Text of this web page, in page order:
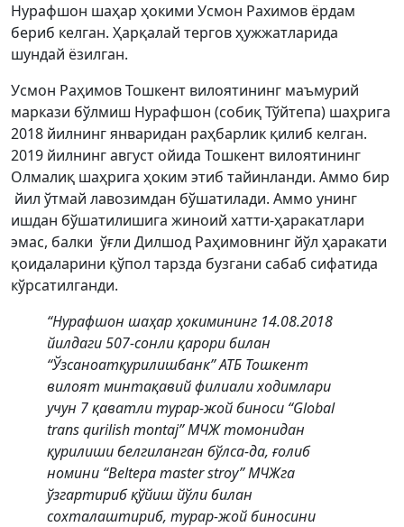
Нурафшон шаҳар ҳокими Усмон Рахимов ёрдам
бериб келган. Ҳарқалай тергов ҳужжатларида
шундай ёзилган.
Усмон Раҳимов Тошкент вилоятининг маъмурий
маркази бўлмиш Нурафшон (собиқ Тўйтепа) шаҳрига
2018 йилнинг январидан раҳбарлик қилиб келган.
2019 йилнинг август ойида Тошкент вилоятининг
Олмалиқ шаҳрига ҳоким этиб тайинланди. Аммо бир
йил ўтмай лавозимдан бўшатилади. Аммо унинг
ишдан бўшатилишига жиноий хатти-ҳаракатлари
эмас, балки ўғли Дилшод Раҳимовнинг йўл ҳаракати
қоидаларини қўпол тарзда бузгани сабаб сифатида
кўрсатилганди.
“Нурафшон шаҳар ҳокимининг 14.08.2018
йилдаги 507-сонли қарори билан
“Ўзсаноатқурилишбанк” АТБ Тошкент
вилоят минтақавий филиали ходимлари
учун 7 қаватли турар-жой биноси “Global
trans qurilish montaj” МЧЖ томонидан
қурилиши белгиланган бўлса-да, ғолиб
номини “Beltepa master stroy” МЧЖга
ўзгартириб қўйиш йўли билан
сохталаштириб, турар-жой биносини